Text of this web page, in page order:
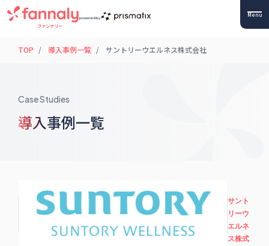
powered by Menu
TOP 導入事例一覧 サントリーウエルネス株式会社
Case Studies
導入事例一覧
サント
リーウ
エルネ
ス株式